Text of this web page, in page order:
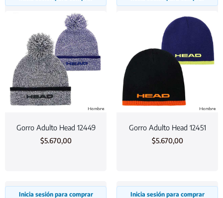
Gorro Adulto Head 12449
$5.670,00
Gorro Adulto Head 12451
$5.670,00
Inicia sesión para comprar Inicia sesión para comprar